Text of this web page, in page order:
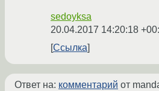
sedoyksa
20.04.2017 14:20:18
Ссылка
Ответ на: комментарий от